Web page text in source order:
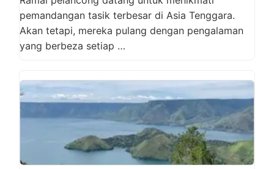
pemandangan tasik terbesar di Asia Tenggara.
Akan tetapi, mereka pulang dengan pengalaman
yang berbeza setiap …